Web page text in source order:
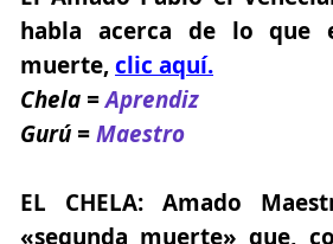
habla acerca de lo que
muerte,clic aquí.
Chela =Aprendiz
Gurú =Maestro
EL CHELA:Amado
«segunda muerte» que,